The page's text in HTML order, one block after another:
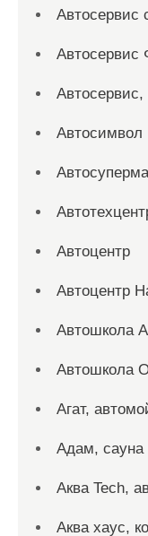
Автосервис
Автосервис
Автосимвол
Автоцентр
Автоцентр
Автошкола
Автошкола
Агат,
Адам, сауна
Аква Tech,
Аква хаус,